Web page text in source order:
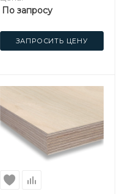
По запросу
ЗАПРОСИТЬ ЦЕНУ